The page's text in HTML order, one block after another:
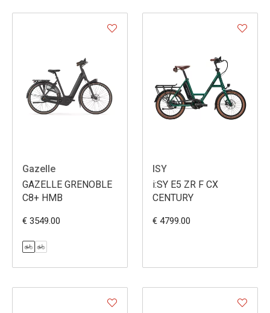
Gazelle
GAZELLE GRENOBLE
C8+ HMB
€ 3549.00
ISY
i:SY E5 ZR F CX
CENTURY
€ 4799.00